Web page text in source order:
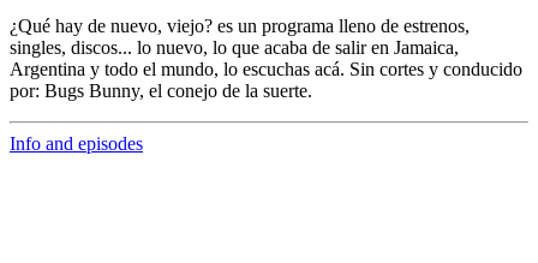
¿Qué hay de nuevo, viejo? es un programa lleno de estrenos,
singles, discos... lo nuevo, lo que acaba de salir en Jamaica,
Argentina y todo el mundo, lo escuchas acá. Sin cortes y conducido
por: Bugs Bunny, el conejo de la suerte.
Info and episodes